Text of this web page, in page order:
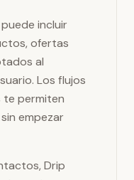
incluir
ofertas
al
Los flujos
permiten
empezar
Drip